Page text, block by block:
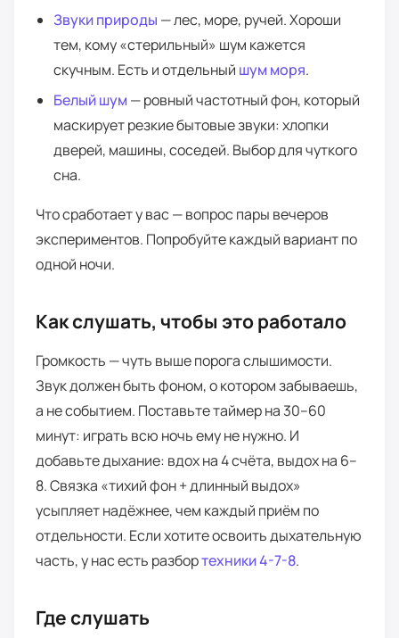
Звуки природы — лес, море, ручей. Хороши
тем, кому «стерильный» шум кажется
скучным. Есть и отдельный шум моря.
Белый шум — ровный частотный фон, который
маскирует резкие бытовые звуки: хлопки
дверей, машины, соседей. Выбор для чуткого
сна.
Что сработает у вас — вопрос пары вечеров
экспериментов. Попробуйте каждый вариант по
одной ночи.
Как слушать, чтобы это работало
Громкость — чуть выше порога слышимости.
Звук должен быть фоном, о котором забываешь,
а не событием. Поставьте таймер на 30–60
минут: играть всю ночь ему не нужно. И
добавьте дыхание: вдох на 4 счёта, выдох на 6–
8. Связка «тихий фон + длинный выдох»
усыпляет надёжнее, чем каждый приём по
отдельности. Если хотите освоить дыхательную
часть, у нас есть разбортехники 4-7-8.
Где слушать